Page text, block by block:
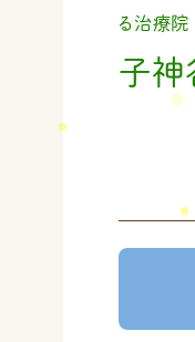
る治療院
子神
首
法 ＃治療